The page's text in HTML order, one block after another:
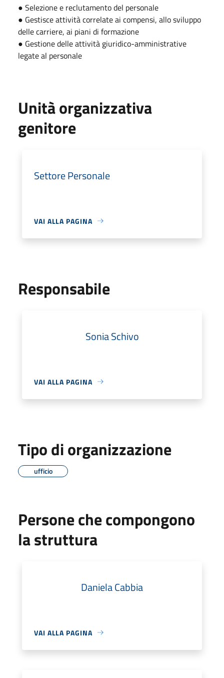
● Selezione e reclutamento del personale
● Gestisce attività correlate ai compensi, allo sviluppo
delle carriere, ai piani di formazione
● Gestione delle attività giuridico-amministrative
legate al personale
Unità organizzativa
genitore
Settore Personale
VAI ALLA PAGINA
Responsabile
Sonia Schivo
VAI ALLA PAGINA
Tipo di organizzazione
ufficio
Persone che compongono
la struttura
Daniela Cabbia
VAI ALLA PAGINA